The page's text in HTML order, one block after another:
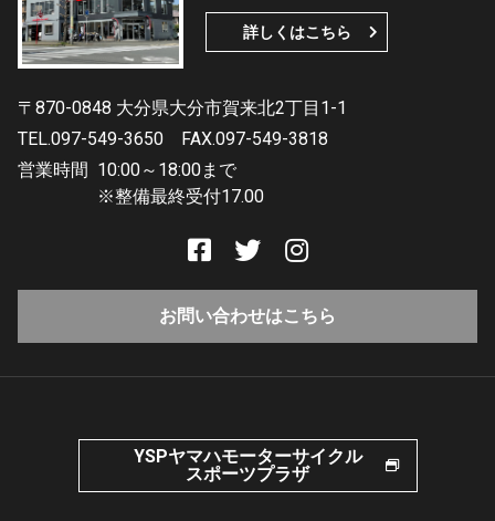
詳しくはこちら
〒870-0848 大分県大分市賀来北2丁目1-1
TEL.097-549-3650
FAX.097-549-3818
営業時間 10:00～18:00まで
※整備最終受付17.00
お問い合わせはこちら
YSPヤマハモーターサイクル
スポーツプラザ